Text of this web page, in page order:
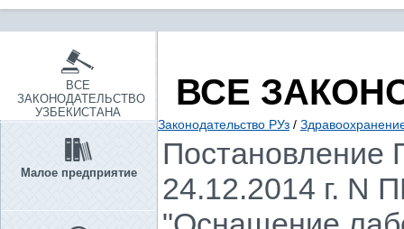
ВСЕ
ЗАКОНОДАТЕЛЬСТВО
УЗБЕКИСТАНА
Малое предприятие
ВСЕ
Законодательство РУз /
Постановление
24.12.2014 г. N